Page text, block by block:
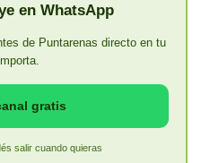
en WhatsApp
de Puntarenas directo en tu
gratis
salir cuando quieras